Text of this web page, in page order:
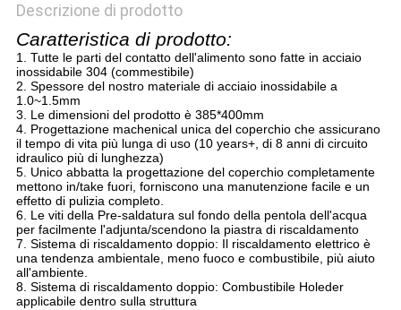
Descrizione di prodotto
Caratteristica di prodotto:
1. Tutte le parti del contatto dell'alimento sono fatte in acciaio
inossidabile 304 (commestibile)
2. Spessore del nostro materiale di acciaio inossidabile a
1.0~1.5mm
3. Le dimensioni del prodotto è 385*400mm
4. Progettazione machenical unica del coperchio che assicurano
il tempo di vita più lunga di uso (10 years+, di 8 anni di circuito
idraulico più di lunghezza)
5. Unico abbatta la progettazione del coperchio completamente
mettono in/take fuori, forniscono una manutenzione facile e un
effetto di pulizia completo.
6. Le viti della Pre-saldatura sul fondo della pentola dell'acqua
per facilmente l'adjunta/scendono la piastra di riscaldamento
7. Sistema di riscaldamento doppio: Il riscaldamento elettrico è
una tendenza ambientale, meno fuoco e combustibile, più aiuto
all'ambiente.
8. Sistema di riscaldamento doppio: Combustibile Holeder
applicabile dentro sulla struttura